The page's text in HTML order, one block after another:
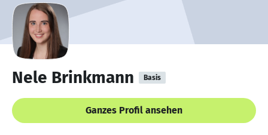
Nele Brinkmann Basis
Ganzes Profil ansehen